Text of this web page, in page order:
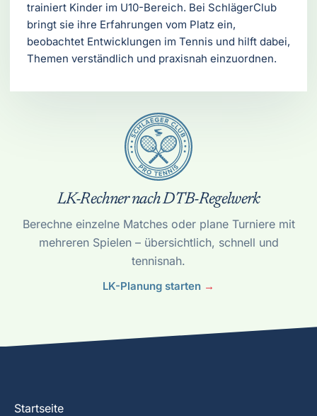
trainiert Kinder im U10-Bereich. Bei SchlägerClub
bringt sie ihre Erfahrungen vom Platz ein,
beobachtet Entwicklungen im Tennis und hilft dabei,
Themen verständlich und praxisnah einzuordnen.
LK-Rechner nach DTB-Regelwerk
Berechne einzelne Matches oder plane Turniere mit
mehreren Spielen – übersichtlich, schnell und
tennisnah.
LK-Planung starten →
Startseite